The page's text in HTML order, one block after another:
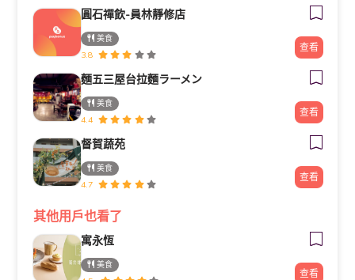
圓石禪飲-員林靜修店
美食
3.8
查看
麵五三屋台拉麵ラーメン
美食
4.4
查看
督賀蔬苑
美食
4.7
查看
其他用戶也看了
寓永恆
美食
查看